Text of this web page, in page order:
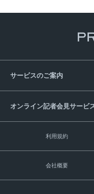
サービスのご案内
オンライン記者会見サービ
利用規約
会社概要